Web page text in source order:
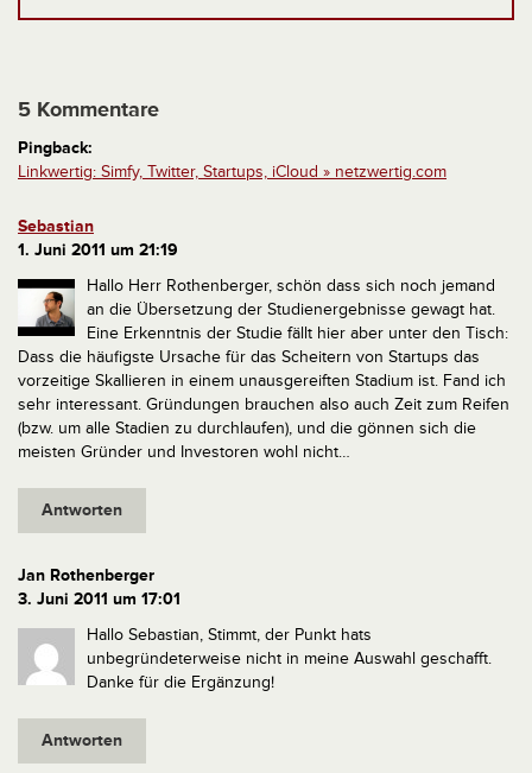
5 Kommentare
Pingback:
Linkwertig: Simfy, Twitter, Startups, iCloud » netzwertig.com
Sebastian
1. Juni 2011 um 21:19
Hallo Herr Rothenberger, schön dass sich noch jemand
an die Übersetzung der Studienergebnisse gewagt hat.
Eine Erkenntnis der Studie fällt hier aber unter den Tisch:
Dass die häufigste Ursache für das Scheitern von Startups das
vorzeitige Skallieren in einem unausgereiften Stadium ist. Fand ich
sehr interessant. Gründungen brauchen also auch Zeit zum Reifen
(bzw. um alle Stadien zu durchlaufen), und die gönnen sich die
meisten Gründer und Investoren wohl nicht…
Antworten
Jan Rothenberger
3. Juni 2011 um 17:01
Hallo Sebastian, Stimmt, der Punkt hats
unbegründeterweise nicht in meine Auswahl geschafft.
Danke für die Ergänzung!
Antworten